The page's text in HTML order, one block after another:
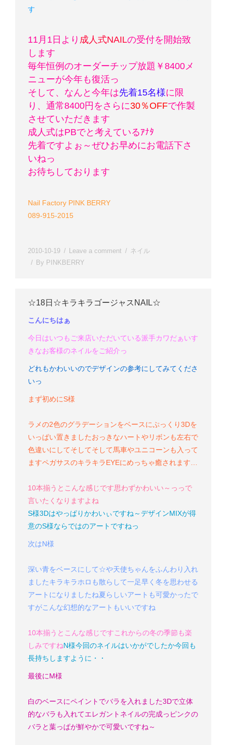
す
11月1日より 成人式NAILの受付を開始致
します
毎年恒例のオーダーチップ放題￥8400メ
ニューが今年も復活っ
そして、なんと今年は先着15名様に限
り、通常8400円をさらに30％OFFで作製
させていただきます
成人式はPBでと考えているｱﾅﾀ
先着ですよぉ～ ぜひお早めにお電話下さ
いねっ
お待ちしております
Nail Factory PINK BERRY
089-915-2015
2010-10-19 Leave a comment
ネイル
By PINKBERRY
☆18日☆キラキラゴージャスNAIL☆
こんにちはぁ
今日はいつもご来店いただいている派手カワだぁいす
きなお客様のネイルをご紹介っ
どれもかわいいのでデザインの参考にしてみてくださ
いっ
まず初めにS様
ラメの2色のグラデーションをベースにぷっくり3Dを
いっぱい置きましたおっきなハートやリボンも左右で
色違いにしてそしてそして馬車やユニコーンも入って
ますペガサスのキラキラEYEにめっちゃ癒されます…
10本揃うとこんな感じです思わずかわいい～っっで
言いたくなりますよね
S様3Dはやっぱりかわいぃですね～デザインMIXが得
意のS様ならではのアートですねっ
次はN様
深い青をベースにして☆や天使ちゃんをふんわり入れ
ましたキラキラホロも散らして一足早く冬を思わせる
アートになりましたね夏らしいアートも可愛かったで
すがこんな幻想的なアートもいいですね
10本揃うとこんな感じですこれからの冬の季節も楽
しみですねN様今回のネイルはいかがでしたか今回も
長持ちしますように・・
最後にM様
白のベースにペイントでバラを入れました3Dで立体
的なバラも入れてエレガントネイルの完成っ ピンクの
バラと葉っぱが鮮やかで可愛いですね～